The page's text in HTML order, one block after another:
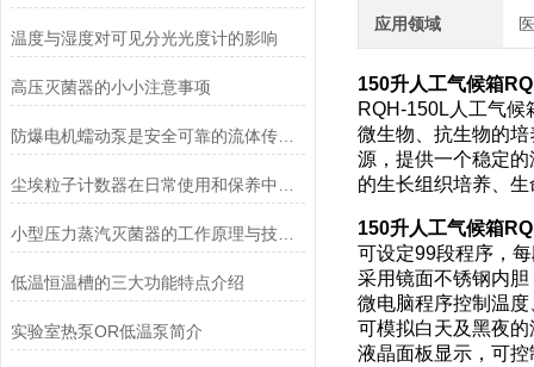
温度与湿度对可见分光光度计的影响
高压灭菌器的小小注意事项
防爆电机蠕动泵是安全可靠的流体传送解决方案
小型压力蒸汽灭菌器的工作原理与技术优势概述
低温恒温槽的三大功能特点介绍
实验室热泵OR低温泵简介
应用领域
150升人工气候箱
RQH-150L人工气
微生物、抗生物的
源，提供一个稳定
的生长组织培养、
150升人工气候箱
可设定99段程序，
采用镜面不锈钢内
微电脑程序控制温
可模拟白天及黑夜
液晶面板显示，可